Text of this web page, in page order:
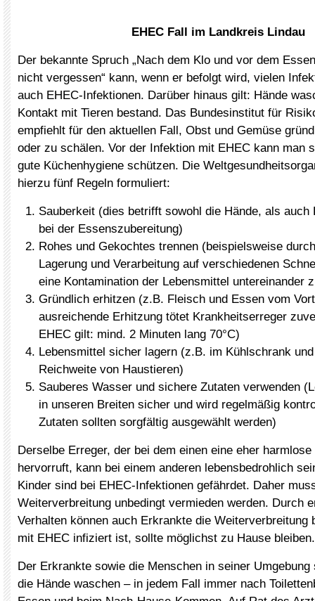
EHEC Fall im Landkreis Lindau
Der bekannte Spruch „Nach dem Klo und vor dem
nicht vergessen“ kann, wenn er befolgt wird, vielen
auch EHEC-Infektionen. Darüber hinaus gilt: Hände
Kontakt mit Tieren bestand. Das Bundesinstitut für
empfiehlt für den aktuellen Fall, Obst und Gemüse
oder zu schälen. Vor der Infektion mit EHEC kann man
gute Küchenhygiene schützen. Die
hierzu fünf Regeln formuliert:
Sauberkeit (dies betrifft sowohl die Hände, als auch
bei der Essenszubereitung)
Rohes und Gekochtes trennen (beispielsweise
Lagerung und Verarbeitung auf verschiedenen
eine Kontamination der Lebensmittel untereinander
Gründlich erhitzen (z.B. Fleisch und Essen vom
ausreichende Erhitzung tötet Krankheitserreger
EHEC gilt: mind. 2 Minuten lang 70°C)
Lebensmittel sicher lagern (z.B. im Kühlschrank
Reichweite von Haustieren)
Sauberes Wasser und sichere Zutaten verwenden
in unseren Breiten sicher und wird regelmäßig
Zutaten sollten sorgfältig ausgewählt werden)
Derselbe Erreger, der bei dem einen eine eher
hervorruft, kann bei einem anderen lebensbedrohlich
Kinder sind bei EHEC-Infektionen gefährdet. Daher
Weiterverbreitung unbedingt vermieden werden. Durch
Verhalten können auch Erkrankte die Weiterverbreitung
mit EHEC infiziert ist, sollte möglichst zu Hause bleiben.
Der Erkrankte sowie die Menschen in seiner
die Hände waschen – in jedem Fall immer nach